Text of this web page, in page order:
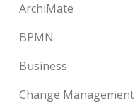
ArchiMate
BPMN
Business
Change Management